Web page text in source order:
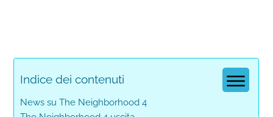
Indice dei contenuti
News su The Neighborhood 4